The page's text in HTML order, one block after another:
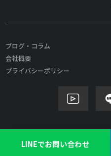
LINEでお問い合わせ
ブログ・コラム
会社概要
プライバシーポリシー